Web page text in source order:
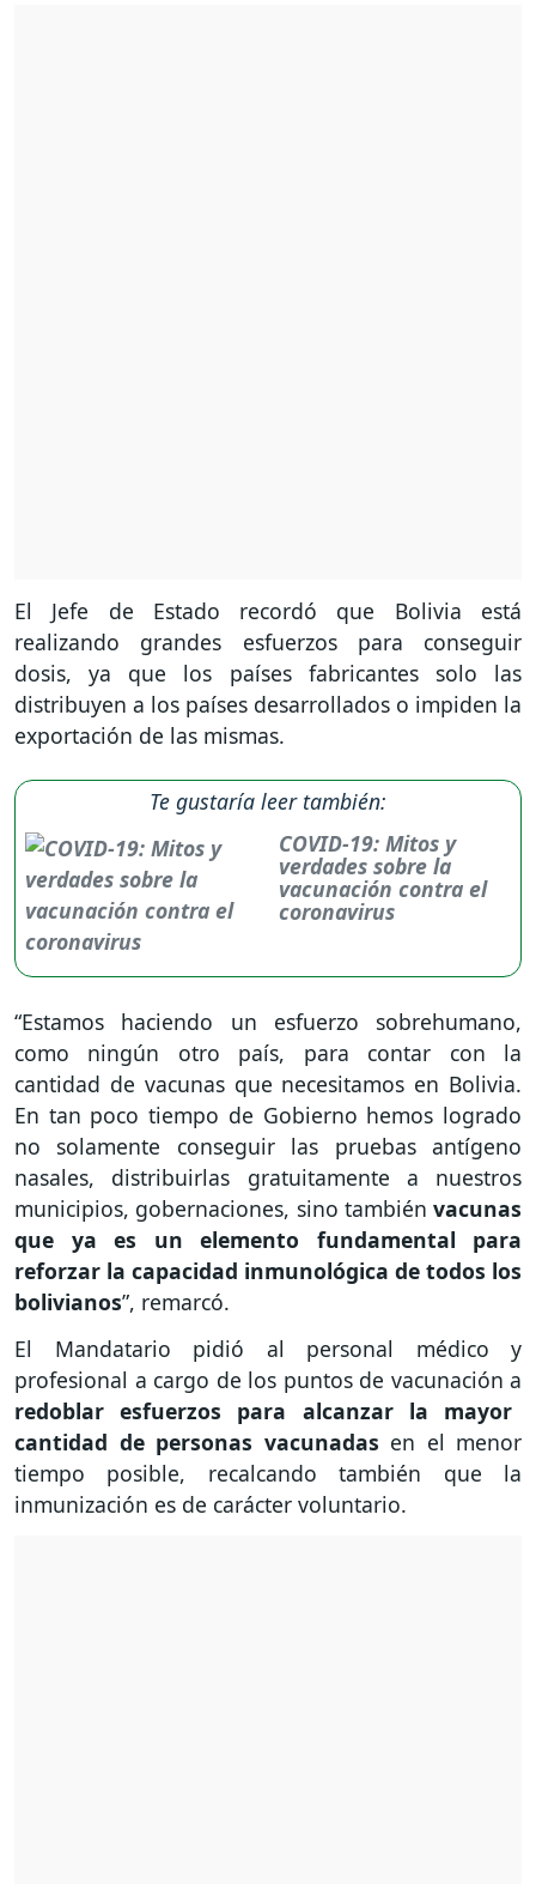
El Jefe de Estado recordó que Bolivia está
realizando grandes esfuerzos para conseguir
dosis, ya que los países fabricantes solo las
distribuyen a los países desarrollados o impiden la
exportación de las mismas.
Te gustaría leer también:
COVID-19: Mitos y
verdades sobre la
vacunación contra el
coronavirus
“Estamos haciendo un esfuerzo sobrehumano,
como ningún otro país, para contar con la
cantidad de vacunas que necesitamos en Bolivia.
En tan poco tiempo de Gobierno hemos logrado
no solamente conseguir las pruebas antígeno
nasales, distribuirlas gratuitamente a nuestros
municipios, gobernaciones, sino también vacunas
que ya es un elemento fundamental para
reforzar la capacidad inmunológica de todos los
bolivianos”, remarcó.
El Mandatario pidió al personal médico y
profesional a cargo de los puntos de vacunación a
redoblar esfuerzos para alcanzar la mayor
cantidad de personas vacunadas en el menor
tiempo posible, recalcando también que la
inmunización es de carácter voluntario.